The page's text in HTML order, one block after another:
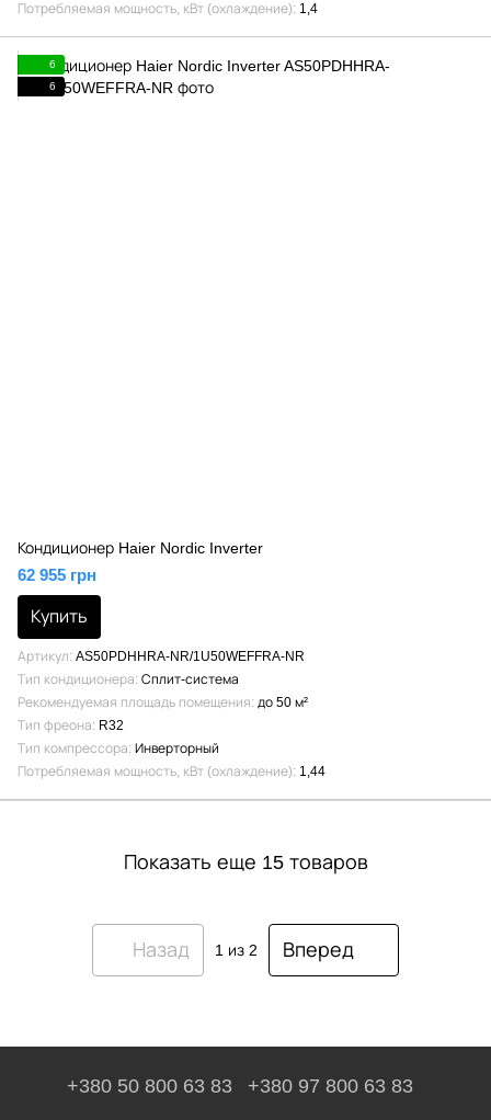
Потребляемая мощность, кВт (охлаждение) 1,4
6
6
Кондиционер Haier Nordic Inverter
62 955 грн
Купить
Артикул AS50PDHHRA-NR/1U50WEFFRA-NR
Тип кондиционера Сплит-система
Рекомендуемая площадь помещения до 50 м²
Тип фреона
R32
Тип компрессора Инверторный
Потребляемая мощность, кВт (охлаждение) 1,44
Показать еще 15 товаров
Назад 1 из 2 Вперед
+380 50 800 63 83 +380 97 800 63 83